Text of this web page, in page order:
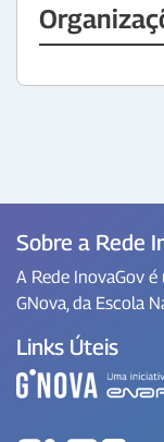
Sobre a Rede
A Rede InovaGov
GNova, da Escola
Links Úteis